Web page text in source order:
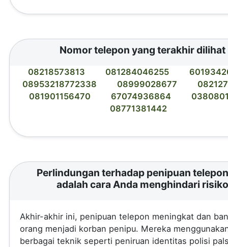
Nomor telepon yang terakhir dilihat
08218573813 081284046255
08953218772338
08999028677
081901156470
67074936864
08771381442
Perlindungan terhadap penipuan
adalah cara Anda menghindari risiko
Akhir-akhir ini, penipuan telepon meningkat dan
orang menjadi korban penipu. Mereka
berbagai teknik seperti peniruan identitas polisi